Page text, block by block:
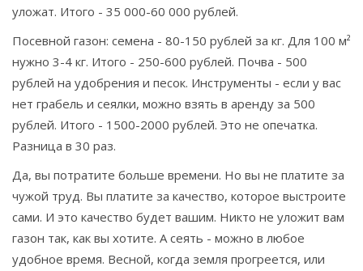
уложат. Итого - 35 000-60 000 рублей.
Посевной газон: семена - 80-150 рублей за кг. Для 100 м²
нужно 3-4 кг. Итого - 250-600 рублей. Почва - 500
рублей на удобрения и песок. Инструменты - если у вас
нет грабель и сеялки, можно взять в аренду за 500
рублей. Итого - 1500-2000 рублей. Это не опечатка.
Разница в 30 раз.
Да, вы потратите больше времени. Но вы не платите за
чужой труд. Вы платите за качество, которое выстроите
сами. И это качество будет вашим. Никто не уложит вам
газон так, как вы хотите. А сеять - можно в любое
удобное время. Весной, когда земля прогреется, или